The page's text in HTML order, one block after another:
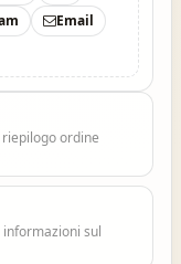
Email
ordine
sul